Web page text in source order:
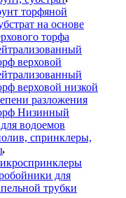
торфяной
на основе
торфа
верховой
верховой низкой
разложения
Низинный
водоемов
спринклеры,
для
трубки